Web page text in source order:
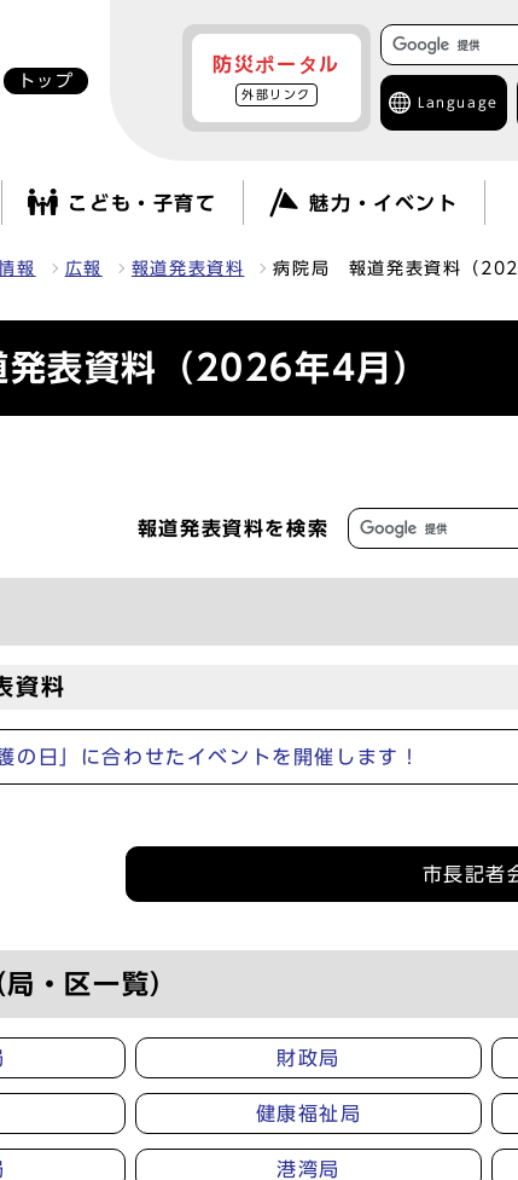
トップ
防災ポータル
外部リンク
Language
こども・子育て 魅力・イベント
報 広報 報道発表資料 病院局 報道発表資料（
表資料（2026年4月）
報道発表資料を検索
資料
の日」に合わせたイベントを開催します！
市長記者
・区一覧）
財政局
健康福祉局
港湾局